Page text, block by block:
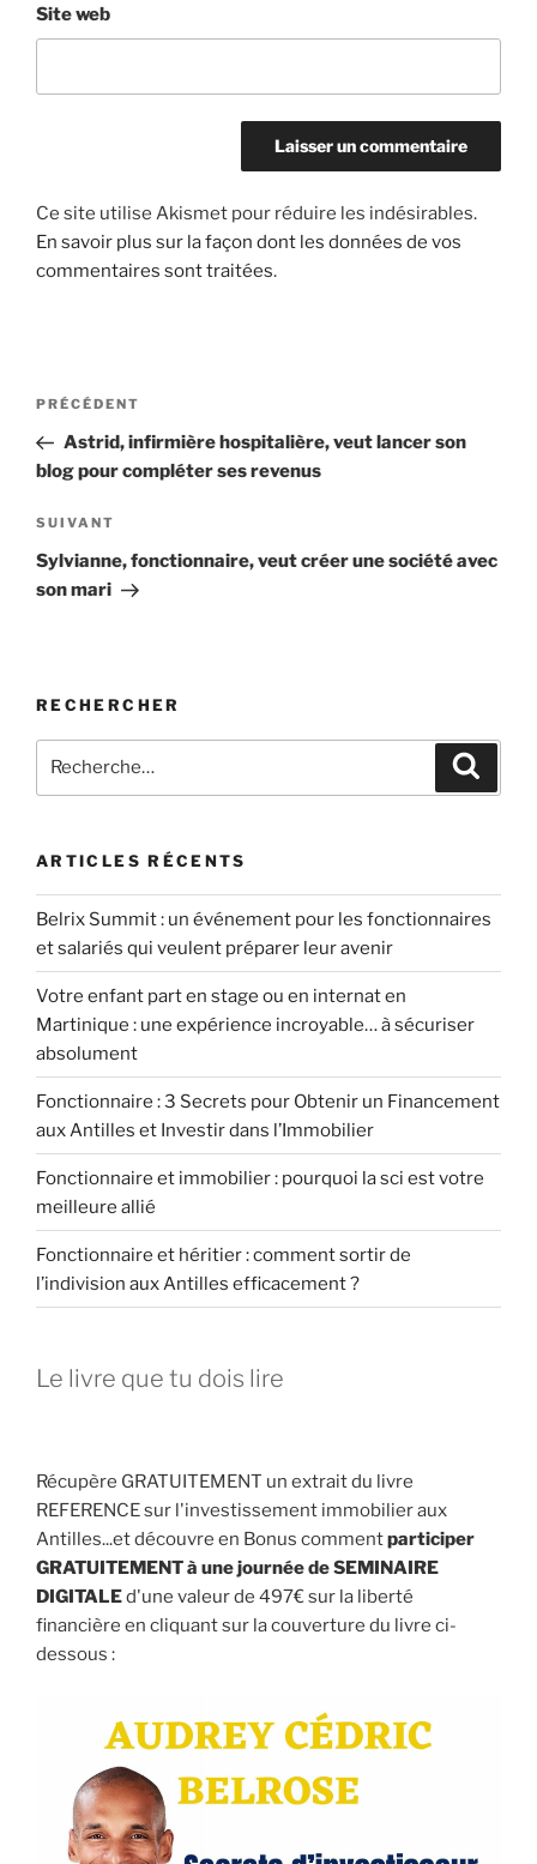
Site web
Ce site utilise Akismet pour réduire les indésirables.
En savoir plus sur la façon dont les données de vos
commentaires sont traitées.
Navigation
l’article
Article
précédent
PRÉCÉDENT
Astrid, infirmière hospitalière, veut lancer son
blog pour compléter ses revenus
Article
suivant
SUIVANT
Sylvianne, fonctionnaire, veut créer une société avec
son mari
RECHERCHER
pour
ARTICLES RÉCENTS
Belrix Summit : un événement pour les fonctionnaires
et salariés qui veulent préparer leur avenir
Votre enfant part en stage ou en internat en
Martinique : une expérience incroyable… à sécuriser
absolument
Fonctionnaire : 3 Secrets pour Obtenir un Financement
aux Antilles et Investir dans l’Immobilier
Fonctionnaire et immobilier : pourquoi la sci est votre
meilleure allié
Fonctionnaire et héritier : comment sortir de
l’indivision aux Antilles efficacement ?
Le livre que tu dois lire
Récupère GRATUITEMENT un extrait du livre
REFERENCE sur l'investissement immobilier aux
Antilles...et découvre en Bonus commentparticiper
GRATUITEMENT à une journée de SEMINAIRE
DIGITALEd'une valeur de 497€ sur la liberté
financière en cliquant sur la couverture du livre ci-
dessous :